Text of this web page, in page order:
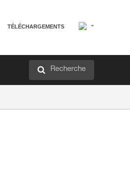
TÉLÉCHARGEMENTS
Recherche